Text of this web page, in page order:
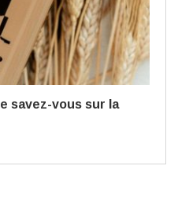
savez-vous sur la